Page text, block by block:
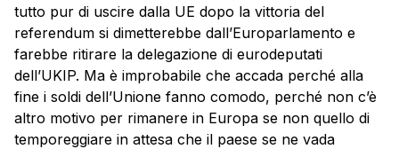
tutto pur di uscire dalla UE dopo la vittoria del
referendum si dimetterebbe dall’Europarlamento e
farebbe ritirare la delegazione di eurodeputati
dell’UKIP. Ma è improbabile che accada perché alla
fine i soldi dell’Unione fanno comodo, perché non c’è
altro motivo per rimanere in Europa se non quello di
temporeggiare in attesa che il paese se ne vada